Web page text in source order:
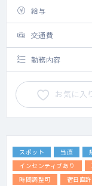
給与
交通費
勤務内容
お気に入
スポット 当直
インセンティブあり
時間調整可
宿日直